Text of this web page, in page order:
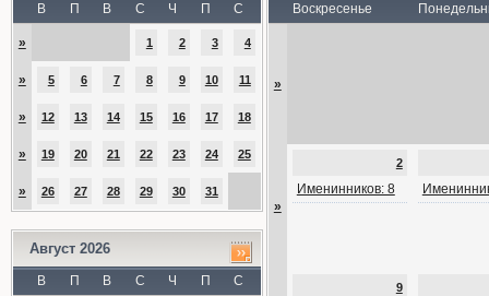
В П В С Ч П С
» 1 2 3 4
» 5 6 7 8 9 10 11
» 12 13 14 15 16 17 18
» 19 20 21 22 23 24 25
» 26 27 28 29 30 31
Август 2026
В П В С Ч П С
Воскресенье
»
»
2
Именинников: 8
9